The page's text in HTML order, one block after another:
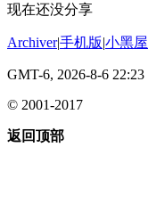
现在还没分享
Archiver|手机版|小黑屋
GMT-6, 2026-8-6 22:23
© 2001-2017
返回顶部